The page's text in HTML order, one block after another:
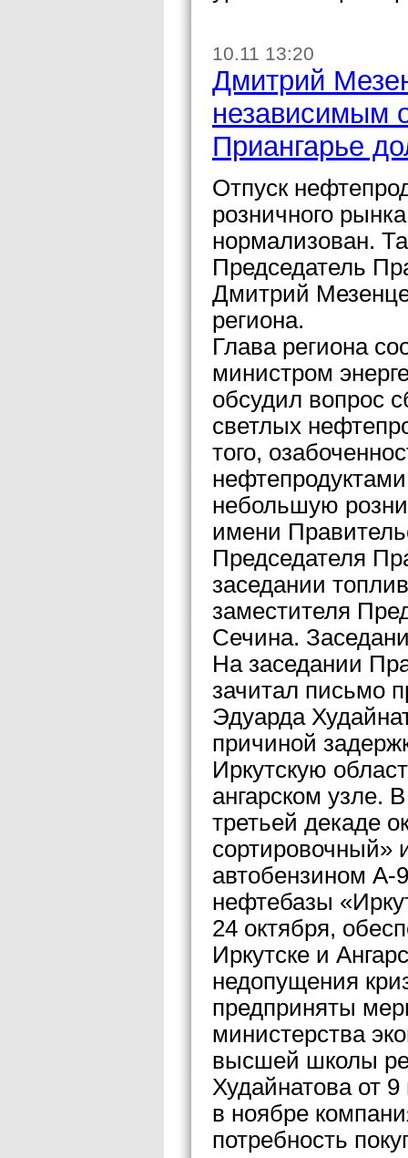
10.11 13:20
Дмитрий
независимым
Приангарье
Отпуск
розничного
нормализован.
Председатель
Дмитрий
региона.
Глава региона
министром
обсудил вопрос
светлых
того,
небольшую
имени
Председателя
заседании
заместителя
Сечина.
На заседании
зачитал письмо
Эдуарда
причиной
Иркутскую
ангарском узле.
третьей декаде
сортировочный»
автобензином А-
нефтебазы
24 октября,
Иркутске и
недопущения
предприняты
министерства
высшей школы
Худайнатова от
в ноябре
потребность